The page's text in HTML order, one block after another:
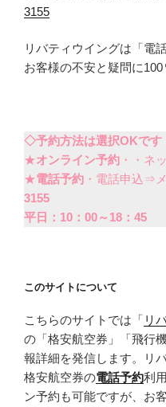
3155
リバティウイングは「電
お客様の不安と疑問に100
◇予約方法は選択OKで
★オンライン予約 ・・ネ
★電話予約 ・電話申込⇒
3155
平日：10：00～18：45
このサイトについて
こちらのサイトでは「 リ
の「格安航空券」「飛行
報詳細を発信します。リ
格安航空券の電話予約利
ン予約も可能ですが、お